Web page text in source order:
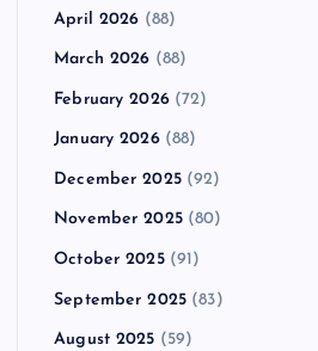
April 2026 (88)
March 2026 (88)
February 2026(72)
January 2026(88)
December 2025(92)
November 2025(80)
October 2025(91)
September 2025 (83)
August 2025 (59)